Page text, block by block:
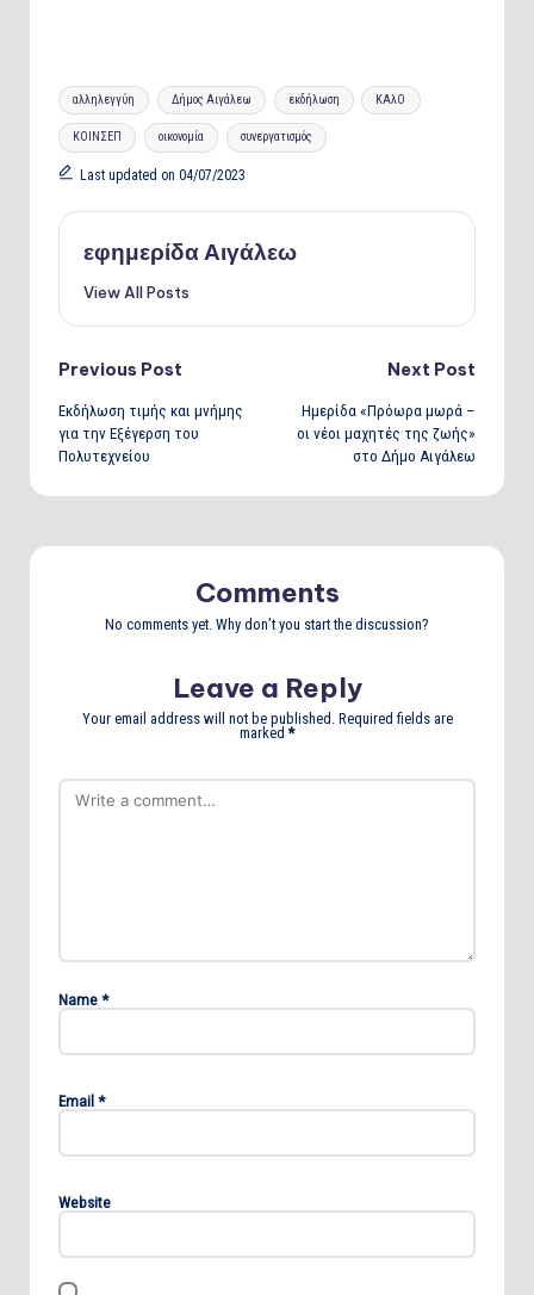
Tags:
αλληλεγγύη Δήμος Αιγάλεω εκδήλωση ΚΑλΟ
ΚΟΙΝΣΕΠ οικονομία συνεργατισμός
Last updated on 04/07/2023
εφημερίδα Αιγάλεω
View All Posts
Post
navigation
Previous Post
Εκδήλωση τιμής και μνήμης
για την Εξέγερση του
Πολυτεχνείου
Next Post
Ημερίδα «Πρόωρα μωρά –
οι νέοι μαχητές της ζωής»
στο Δήμο Αιγάλεω
Comments
No comments yet. Why don’t you start the discussion?
Leave a Reply
Your email address will not be published. Required fields are
marked*
Name *
Email *
Website